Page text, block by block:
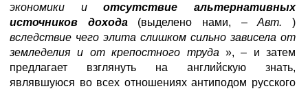
экономики иотсутствие альтернативных
источников дохода (выделено нами, –Авт.)
вследствие чего элита слишком сильно зависела от
земледелия и от крепостного труда », – и затем
предлагает взглянуть на английскую знать,
являвшуюся во всех отношениях антиподом русского